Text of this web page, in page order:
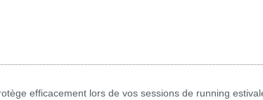
efficacement lors de vos sessions de running